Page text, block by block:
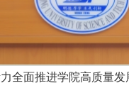
全面推进学院高质量